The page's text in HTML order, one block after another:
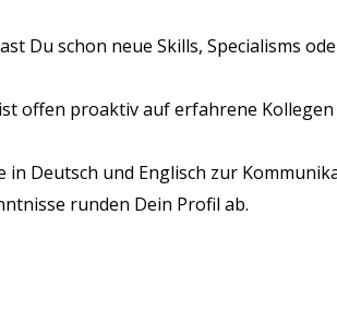
Du schon neue Skills, Specialisms
offen proaktiv auf erfahrene
Deutsch und Englisch zur
runden Dein Profil ab.